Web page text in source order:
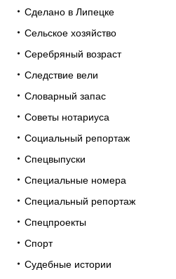
Сделано в Липецке
Сельское хозяйство
Серебряный возраст
Следствие вели
Словарный запас
Советы нотариуса
Социальный репортаж
Спецвыпуски
Специальные номера
Специальный репортаж
Спецпроекты
Спорт
Судебные истории